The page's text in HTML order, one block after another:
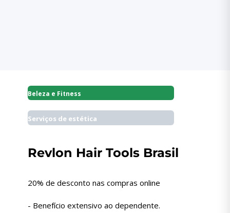
Beleza e Fitness
Serviços de estética
Revlon Hair Tools Brasil
20% de desconto nas compras online
- Benefício extensivo ao dependente.